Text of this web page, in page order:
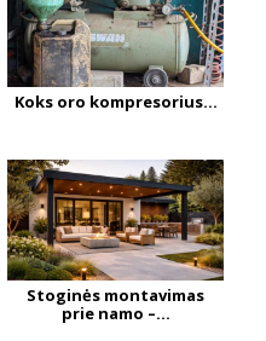
Koks oro kompresorius...
Stoginės montavimas
prie namo –...